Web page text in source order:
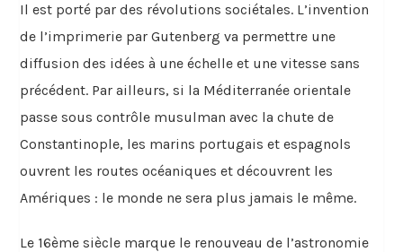
Il est porté par des révolutions sociétales. L’invention
de l’imprimerie par Gutenberg va permettre une
diffusion des idées à une échelle et une vitesse sans
précédent. Par ailleurs, si la Méditerranée orientale
passe sous contrôle musulman avec la chute de
Constantinople, les marins portugais et espagnols
ouvrent les routes océaniques et découvrent les
Amériques : le monde ne sera plus jamais le même.
Le 16ème siècle marque le renouveau de l’astronomie